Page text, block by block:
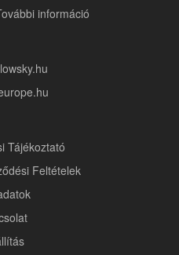
információ
Tájékoztató
Feltételek